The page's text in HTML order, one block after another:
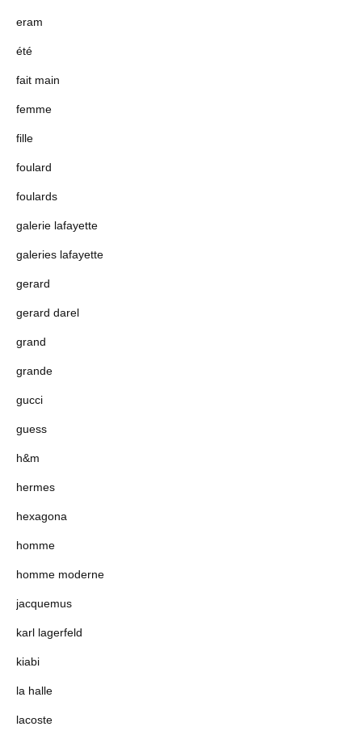
eram
été
fait main
femme
fille
foulard
foulards
galerie lafayette
galeries lafayette
gerard
gerard darel
grand
grande
gucci
guess
h&m
hermes
hexagona
homme
homme moderne
jacquemus
karl lagerfeld
kiabi
la halle
lacoste